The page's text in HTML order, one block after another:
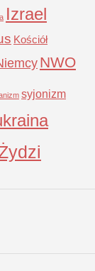
Izrael
Kościół
NWO
syjonizm